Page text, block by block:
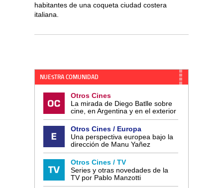
habitantes de una coqueta ciudad costera
italiana.
NUESTRA COMUNIDAD
Otros Cines
La mirada de Diego Batlle sobre
cine, en Argentina y en el exterior
Otros Cines / Europa
Una perspectiva europea bajo la
dirección de Manu Yañez
Otros Cines / TV
Series y otras novedades de la
TV por Pablo Manzotti